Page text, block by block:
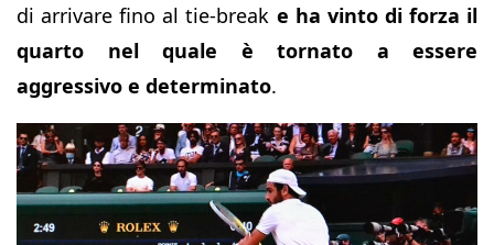
di arrivare fino al tie-break e ha vinto di forza il
quarto nel quale è tornato a essere
aggressivo e determinato.